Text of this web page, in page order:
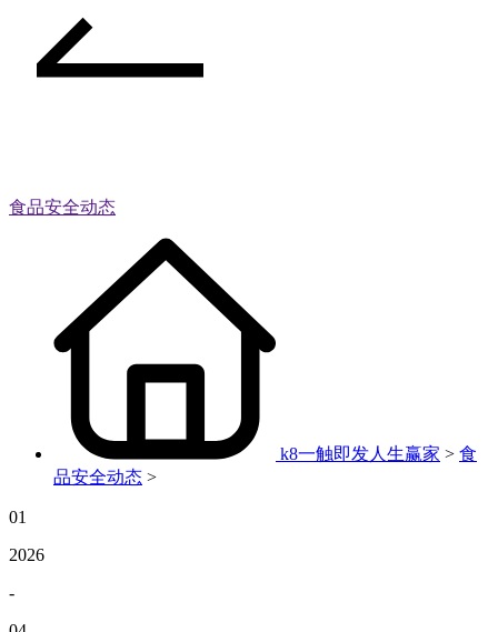
食品安全动态
k8一触即发人生赢家 > 食
品安全动态 >
01
2026
-